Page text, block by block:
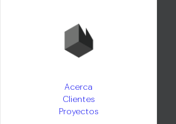
Acerca
Clientes
Proyectos